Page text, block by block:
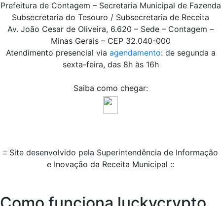
Prefeitura de Contagem – Secretaria Municipal de Fazenda
Subsecretaria do Tesouro / Subsecretaria de Receita
Av. João Cesar de Oliveira, 6.620 – Sede – Contagem –
Minas Gerais – CEP 32.040-000
Atendimento presencial via agendamento: de segunda a
sexta-feira, das 8h às 16h
Saiba como chegar:
:: Site desenvolvido pela Superintendência de Informação
e Inovação da Receita Municipal ::